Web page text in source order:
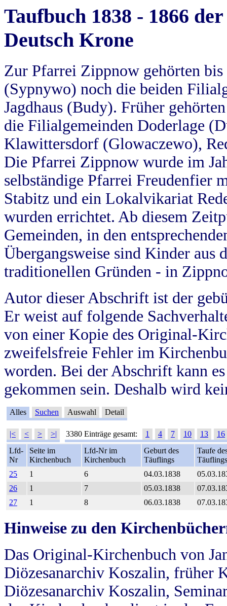
Taufbuch 1838 - 1866
Deutsch Krone
Zur Pfarrei Zippnow gehörten
(Sypnywo) noch die beiden
Jagdhaus (Budy). Früher
die Filialgemeinden Doderlage
Klawittersdorf (Glowaczewo),
Die Pfarrei Zippnow wurde im
selbständige Pfarrei Freudenfier
Stabitz und ein Lokalvikariat
wurden errichtet. Ab diesem
Gemeinden, in den
Übergangsweise sind Kinder aus
traditionellen Gründen - in
Autor dieser Abschrift ist der
Er weist auf folgende
von einer Kopie des Original-
zweifelsfreie Fehler im
worden. Bei der Abschrift kann
gekommen sein. Deshalb wird
Alles Suchen Auswahl Detail
|< < > >| 3380 Einträge gesamt: 1 4 7 10 13
16
Lfd-
Nr
Seite im
Kirchenbuch
Lfd-Nr im
Kirchenbuch
Geburt des
Täuflings
Taufe
Täuflings
25
1 6 04.03.1838
26
1 7 05.03.1838
27
1 8 06.03.1838
Hinweise zu den
Das Original-Kirchenbuch von
Diözesanarchiv Koszalin, früher
Diözesanarchiv Koszalin,